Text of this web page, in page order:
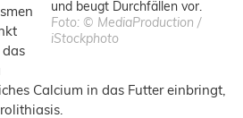
und beugt Durchfällen vor.
Foto: © MediaProduction /
iStockphoto
Calcium in das Futter einbringt,